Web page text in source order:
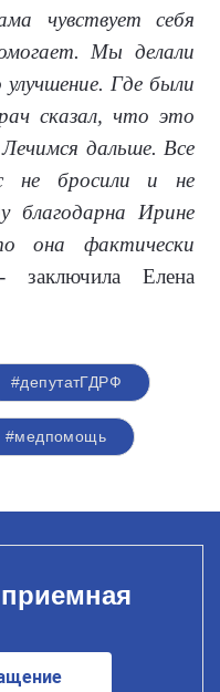
чувствует себя
Мы делали
Где были
сказал, что это
дальше. Все
не бросили и не
благодарна Ирине
она фактически
Елена
#депутатГДРФ
#медпомощь